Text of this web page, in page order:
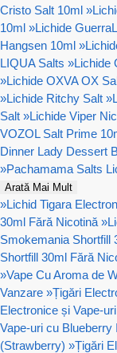
Cristo Salt 10ml »
10ml »Lichide
Hangsen 10ml »
LIQUA Salts »Lichide
»Lichide OXVA OX
»Lichide Ritchy Salt »
Salt »Lichide Viper
VOZOL Salt Prime
Dinner Lady Dessert
»Pachamama Salts
Arată Mai Mult
»Lichid Tigara
30ml Fără Nicotină »
Smokemania Shortfill
Shortfill 30ml Fără
»Vape Cu Aroma de
Vanzare »Țigări
Electronice și Vape-
Vape-uri cu Blueberry
(Strawberry) »Țigări